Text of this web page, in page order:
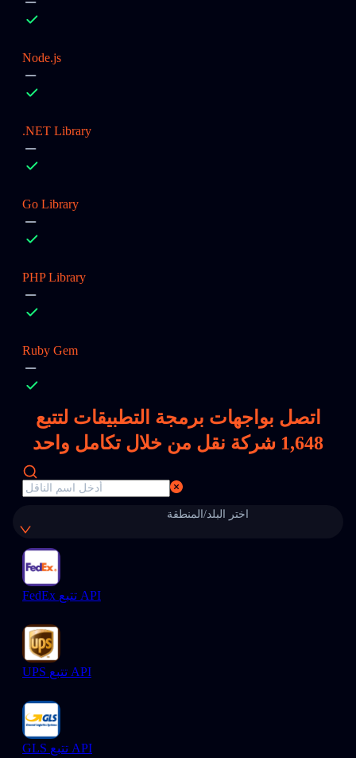
Node.js
.NET Library
Go Library
PHP Library
Ruby Gem
اتصل بواجهات برمجة التطبيقات لتتبع
1,648 شركة نقل من خلال تكامل واحد
اختر البلد/المنطقة
FedEx تتبع API
UPS تتبع API
GLS تتبع API